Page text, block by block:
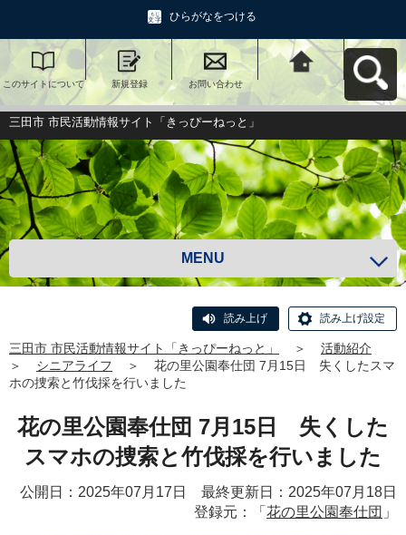
ひらがなをつける
このサイトについて 新規登録 お問い合わせ
三田市 市民活動情報
サイト「きっぴーね
っと」へ戻る
三田市 市民活動情報サイト「きっぴーねっと」
MENU
読み上げ 読み上げ設定
三田市 市民活動情報サイト「きっぴーねっと」 ＞
活動紹介
＞
シニアライフ ＞
花の里公園奉仕団 7月15日 失くしたスマ
ホの捜索と竹伐採を行いました
花の里公園奉仕団 7月15日 失くした
スマホの捜索と竹伐採を行いました
公開日：2025年07月17日 最終更新日：2025年07月18日
登録元：「 花の里公園奉仕団 」